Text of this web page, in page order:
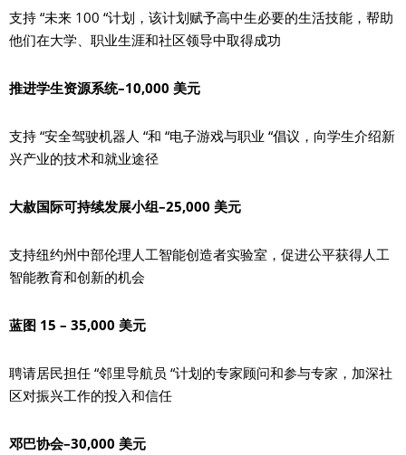
支持 “未来 100 “计划，该计划赋予高中生必要的生活技能，帮助
他们在大学、职业生涯和社区领导中取得成功
推进学生资源系统–10,000 美元
支持 “安全驾驶机器人 “和 “电子游戏与职业 “倡议，向学生介绍新
兴产业的技术和就业途径
大赦国际可持续发展小组–25,000 美元
支持纽约州中部伦理人工智能创造者实验室，促进公平获得人工
智能教育和创新的机会
蓝图 15 – 35,000 美元
聘请居民担任 “邻里导航员 “计划的专家顾问和参与专家，加深社
区对振兴工作的投入和信任
邓巴协会–30,000 美元